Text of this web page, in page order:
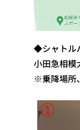
◆シャトル
小田急相模
※乗降場所